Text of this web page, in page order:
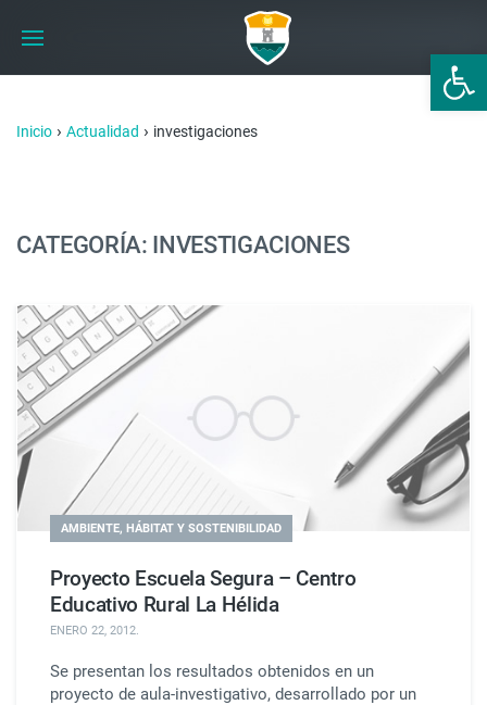
Abrir
Inicio › Actualidad › investigaciones
CATEGORÍA: INVESTIGACIONES
AMBIENTE, HÁBITAT Y SOSTENIBILIDAD
Proyecto Escuela Segura – Centro
Educativo Rural La Hélida
ENERO 22, 2012.
Se presentan los resultados obtenidos en un
proyecto de aula-investigativo, desarrollado por un